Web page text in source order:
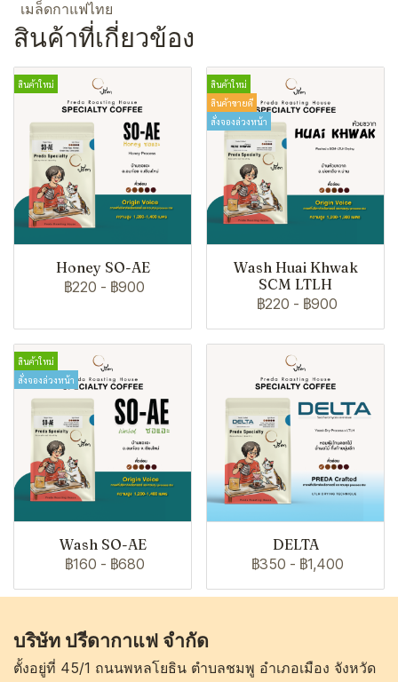
เมล็ดกาแฟไทย
สินค้าที่เกี่ยวข้อง
สินค้าใหม่
Honey SO-AE
฿220 - ฿900
สินค้าใหม่
สินค้าขายดี
สั่งจองล่วงหน้า
Wash Huai Khwak
SCM LTLH
฿220 - ฿900
สินค้าใหม่
สั่งจองล่วงหน้า
Wash SO-AE
฿160 - ฿680
DELTA
฿350 - ฿1,400
บริษัท ปรีดากาแฟ จำกัด
ตั้งอยู่ที่ 45/1 ถนนพหลโยธิน ตำบลชมพู อำเภอเมือง จังหวัด